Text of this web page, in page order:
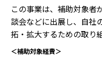
この事業は、補助対象者
談会などに出展し、自社
拓・拡大するための取り
＜補助対象経費＞